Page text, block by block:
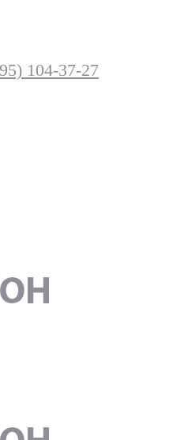
104-37-27